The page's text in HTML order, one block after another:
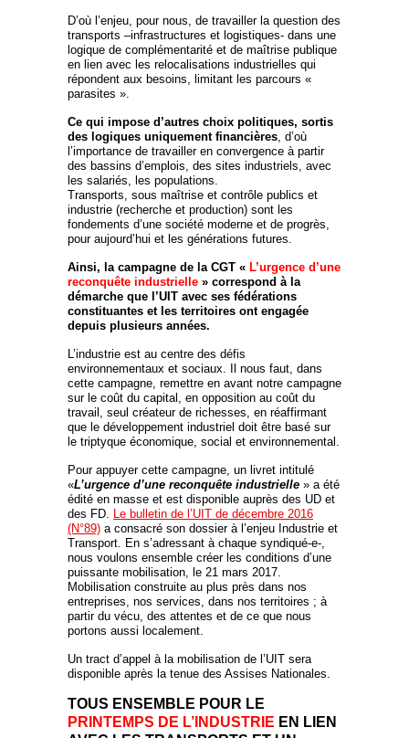
D’où l’enjeu, pour nous, de travailler la question des
transports –infrastructures et logistiques- dans une
logique de complémentarité et de maîtrise publique
en lien avec les relocalisations industrielles qui
répondent aux besoins, limitant les parcours «
parasites ».
Ce qui impose d’autres choix politiques, sortis
des logiques uniquement financières , d’où
l’importance de travailler en convergence à partir
des bassins d’emplois, des sites industriels, avec
les salariés, les populations.
Transports, sous maîtrise et contrôle publics et
industrie (recherche et production) sont les
fondements d’une société moderne et de progrès,
pour aujourd’hui et les générations futures.
Ainsi, la campagne de la CGT « L’urgence d’une
reconquête industrielle » correspond à la
démarche que l’UIT avec ses fédérations
constituantes et les territoires ont engagée
depuis plusieurs années.
L’industrie est au centre des défis
environnementaux et sociaux. Il nous faut, dans
cette campagne, remettre en avant notre campagne
sur le coût du capital, en opposition au coût du
travail, seul créateur de richesses, en réaffirmant
que le développement industriel doit être basé sur
le triptyque économique, social et environnemental.
Pour appuyer cette campagne, un livret intitulé
«L’urgence d’une reconquête industrielle » a été
édité en masse et est disponible auprès des UD et
des FD. Le bulletin de l’UIT de décembre 2016
(N°89) a consacré son dossier à l’enjeu Industrie et
Transport. En s’adressant à chaque syndiqué-e-,
nous voulons ensemble créer les conditions d’une
puissante mobilisation, le 21 mars 2017.
Mobilisation construite au plus près dans nos
entreprises, nos services, dans nos territoires ; à
partir du vécu, des attentes et de ce que nous
portons aussi localement.
Un tract d’appel à la mobilisation de l’UIT sera
disponible après la tenue des Assises Nationales.
TOUS ENSEMBLE POUR LE
PRINTEMPS DE L’INDUSTRIE EN LIEN